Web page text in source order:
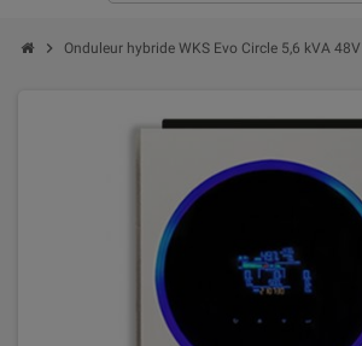
chevron_right Onduleur hybride WKS Evo Circle 5,6 kVA 48V